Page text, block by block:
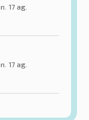
17 ag.
17 ag.